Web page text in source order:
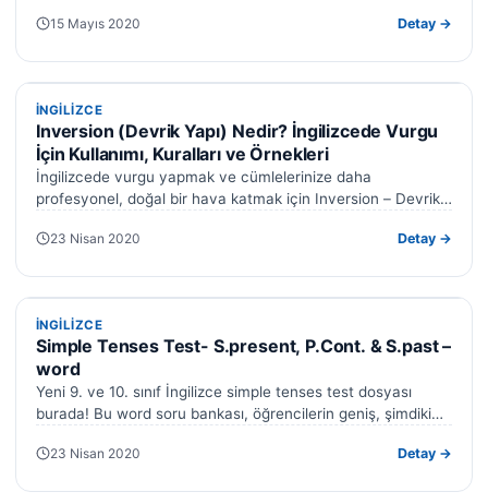
15 Mayıs 2020 Detay →
İNGILIZCE
İNGILIZCE
Inversion (Devrik Yapı) Nedir? İngilizcede Vurgu
İçin Kullanımı, Kuralları ve Örnekleri
İngilizcede vurgu yapmak ve cümlelerinize daha
profesyonel, doğal bir hava katmak için Inversion – Devrik
23 Nisan 2020 Detay →
İNGILIZCE
İNGILIZCE
Simple Tenses Test- S.present, P.Cont. & S.past –
word
Yeni 9. ve 10. sınıf İngilizce simple tenses test dosyası
burada! Bu word soru bankası, öğrencilerin geniş, şimdiki
23 Nisan 2020 Detay →